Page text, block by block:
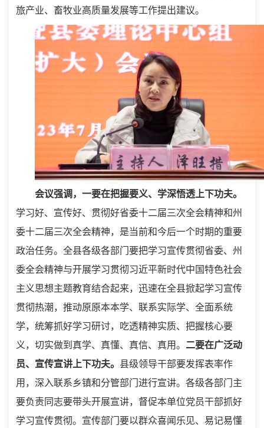
旅产业、畜牧业高质量发展等工作提出建议。
会议强调，一要在把握要义、学深悟透上下功夫。
学习好、宣传好、贯彻好省委十二届三次全会精神和州
委十二届三次全会精神，是当前和今后一个时期的重要
政治任务。全县各级各部门要把学习宣传贯彻省委、州
委全会精神与开展学习贯彻习近平新时代中国特色社会
主义思想主题教育结合起来，迅速在全县掀起学习宣传
贯彻热潮，推动原原本本学、联系实际学、全面系统
学，统筹抓好学习研讨，吃透精神实质、把握核心要
义，切实做到真学、真懂、真信、真用。 二要在广泛动
员、宣传宣讲上下功夫。 县级领导干部要发挥表率作
用，深入联系乡镇和分管部门进行宣讲。各级各部门主
要负责同志要带头开展宣讲，督促本单位党员干部抓好
学习宣传贯彻。宣传部门要以群众喜闻乐见、易记易懂